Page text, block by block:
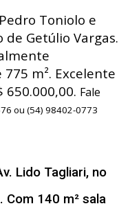
Toniolo e
Getúlio Vargas.
m². Excelente
650.000,00. Fale
ou (54) 98402-0773
Lido Tagliari, no
140 m² sala